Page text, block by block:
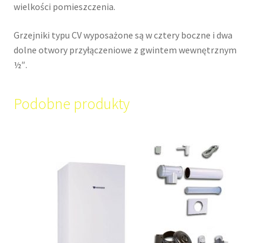
wielkości pomieszczenia.
Grzejniki typu CV wyposażone są w cztery boczne i dwa
dolne otwory przyłączeniowe z gwintem wewnętrznym
½″.
Podobne produkty